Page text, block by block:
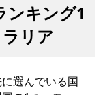
ンキング1
リア
選んでいる国